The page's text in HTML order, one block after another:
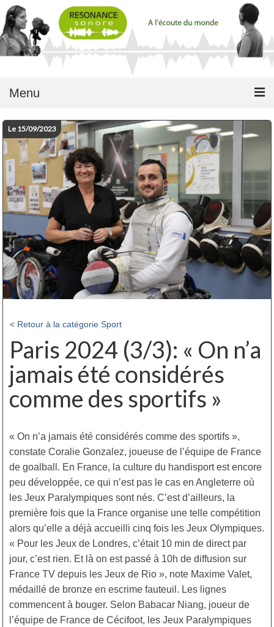
Menu
Le 15/09/2023
< Retour à la catégorie Sport
Paris 2024 (3/3): « On n’a
jamais été considérés
comme des sportifs »
« On n’a jamais été considérés comme des sportifs »,
constate Coralie Gonzalez, joueuse de l’équipe de France
de goalball. En France, la culture du handisport est encore
peu développée, ce qui n’est pas le cas en Angleterre où
les Jeux Paralympiques sont nés. C’est d’ailleurs, la
première fois que la France organise une telle compétition
alors qu’elle a déjà accueilli cinq fois les Jeux Olympiques.
« Pour les Jeux de Londres, c’était 10 min de direct par
jour, c’est rien. Et là on est passé à 10h de diffusion sur
France TV depuis les Jeux de Rio », note Maxime Valet,
médaillé de bronze en escrime fauteuil. Les lignes
commencent à bouger. Selon Babacar Niang, joueur de
l’équipe de France de Cécifoot, les Jeux Paralympiques